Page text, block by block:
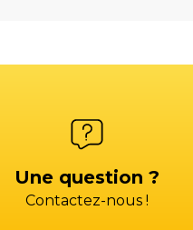
Une question ?
Contactez-nous !